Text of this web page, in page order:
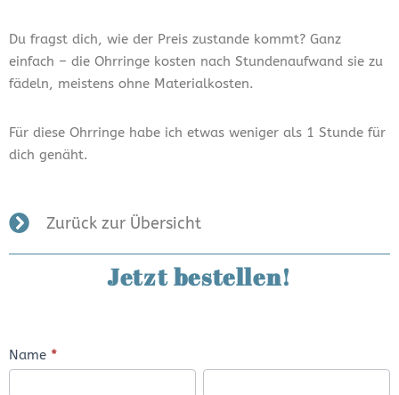
Du fragst dich, wie der Preis zustande kommt? Ganz
einfach – die Ohrringe kosten nach Stundenaufwand sie zu
fädeln, meistens ohne Materialkosten.
Für diese Ohrringe habe ich etwas weniger als 1 Stunde für
dich genäht.
Zurück zur Übersicht
Jetzt bestellen!
Bestellformular
Name *